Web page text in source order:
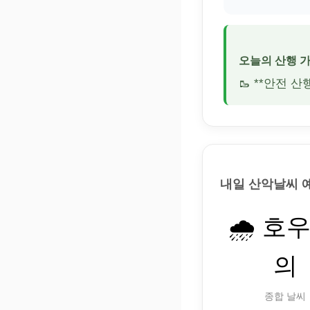
오늘의 산행
🥾 **안전 산
내일 산악날씨
🌧️ 호
의
종합 날씨